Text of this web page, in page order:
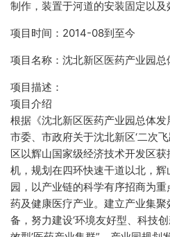
制作，装置于河道的安装固定以及
项目时间：2014-08到至今
项目名称：沈北新区医药产业园总
项目描述：
项目介绍
根据《沈北新区医药产业园总体
市委、市政府关于沈北新区‘二次
区以辉山国家级经济技术开发区
机，规划在四环快速干道以北，
园，以产业链的科学有序招商为
药及健康医疗产业。建立产业集
备，努力建设‘环境友好型、科技